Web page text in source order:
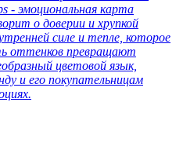
- эмоциональная карта
о доверии и хрупкой
силе и тепле, которое
оттенков превращают
цветовой язык,
и его покупательницам